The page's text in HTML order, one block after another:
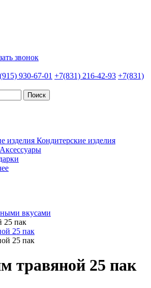
звонок
930-67-01 +7(831) 216-42-93 +7(831)
Кондитерские изделия
Аксессуары
вкусами
25 пак
травяной 25 пак